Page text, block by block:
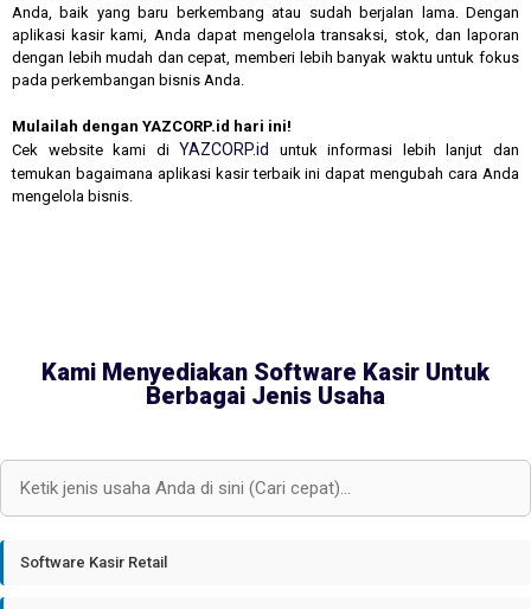
Anda, baik yang baru berkembang atau sudah berjalan lama. Dengan
aplikasi kasir kami, Anda dapat mengelola transaksi, stok, dan laporan
dengan lebih mudah dan cepat, memberi lebih banyak waktu untuk fokus
pada perkembangan bisnis Anda.
Mulailah dengan YAZCORP.id hari ini!
Cek website kami di YAZCORP.id
untuk informasi lebih lanjut dan
temukan bagaimana aplikasi kasir terbaik ini dapat mengubah cara Anda
mengelola bisnis.
Kami Menyediakan Software Kasir Untuk
Berbagai Jenis Usaha
Software Kasir Retail